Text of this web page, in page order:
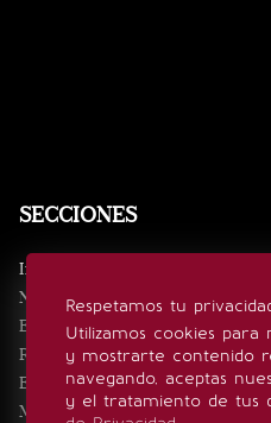
Respetamos tu
Utilizamos cookies
y mostrarte contenido
navegando, aceptas
y el tratamiento de tus
SECCIONES
Inicio
Noticias
Eventos
Realeza
Estilo de vida
Minuto x Minuto